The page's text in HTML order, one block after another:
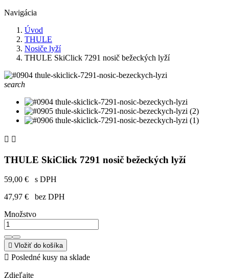
Navigácia
Úvod
THULE
Nosiče lyží
THULE SkiClick 7291 nosič bežeckých lyží
search
 
THULE SkiClick 7291 nosič bežeckých lyží
59,00 €
s DPH
47,97 €
bez DPH
Množstvo
 Vložiť do košíka
 Posledné kusy na sklade
Zdieľajte